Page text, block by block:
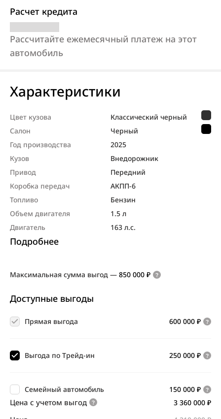
Расчет кредита
Рассчитайте ежемесячный платеж на этот
автомобиль
Характеристики
Цвет кузова
Классический черный
Салон
Черный
Год производства
2025
Кузов
Внедорож­ник
Привод
Передний
Коробка передач
АКПП-6
Топливо
Бензин
Объем двигателя
1.5 л
Двигатель
163 л.с.
Подробнее
Максимальная сумма выгод — 850 000 ₽
Доступные выгоды
600 000 ₽
Прямая выгода
250 000 ₽
Выгода по Трейд-ин
150 000 ₽
Семейный автомобиль
Цена с учетом выгод 3 360 000 ₽